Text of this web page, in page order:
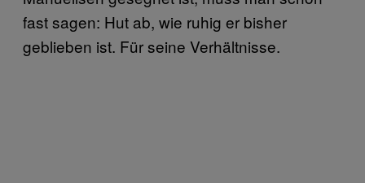
fast sagen: Hut ab, wie ruhig er bisher
geblieben ist. Für seine Verhältnisse.